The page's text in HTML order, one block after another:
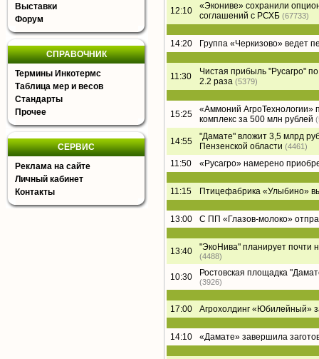
Выставки
Форум
СПРАВОЧНИК
Термины Инкотермс
Таблица мер и весов
Стандарты
Прочее
СЕРВИС
Реклама на сайте
Личный кабинет
Контакты
12:10
«Экониве» сохранили
соглашений с РСХБ (67733)
14:20 Группа «Черкизово» ведет
11:30
Чистая прибыль "Русагро"
2.2 раза (5379)
15:25
«Аммоний АгроТехнологии»
комплекс за 500 млн рублей
14:55
"Дамате" вложит 3,5 млрд
Пензенской области (4461)
11:50 «Русагро» намерено
11:15 Птицефабрика «Улыбино»
13:00 С ПП «Глазов-молоко»
13:40 "ЭкоНива" планирует почти
(4488)
10:30 Ростовская площадка
(3926)
17:00 Агрохолдинг «Юбилейный»
14:10 «Дамате» завершила